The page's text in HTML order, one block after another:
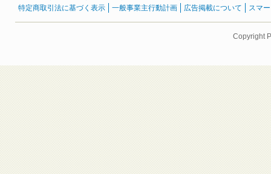
特定商取引法に基づく表示
一般事業主行動計画 広告掲載について スマ
Copyright